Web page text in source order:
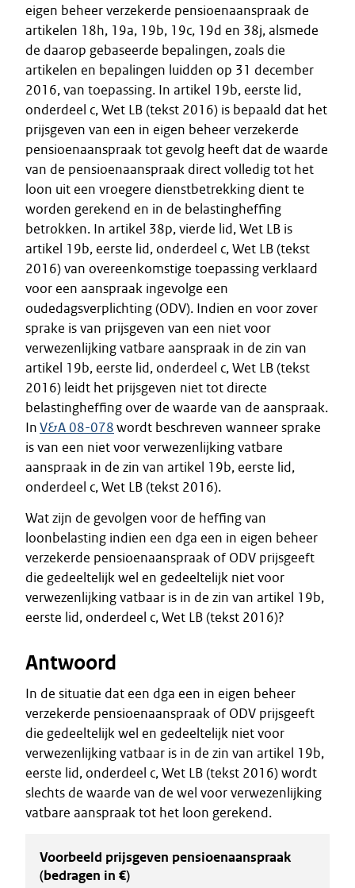
eigen beheer verzekerde pensioenaanspraak de
artikelen 18h, 19a, 19b, 19c, 19d en 38j, alsmede
de daarop gebaseerde bepalingen, zoals die
artikelen en bepalingen luidden op 31 december
2016, van toepassing. In artikel 19b, eerste lid,
onderdeel c, Wet LB (tekst 2016) is bepaald dat het
prijsgeven van een in eigen beheer verzekerde
pensioenaanspraak tot gevolg heeft dat de waarde
van de pensioenaanspraak direct volledig tot het
loon uit een vroegere dienstbetrekking dient te
worden gerekend en in de belastingheffing
betrokken. In artikel 38p, vierde lid, Wet LB is
artikel 19b, eerste lid, onderdeel c, Wet LB (tekst
2016) van overeenkomstige toepassing verklaard
voor een aanspraak ingevolge een
oudedagsverplichting (ODV). Indien en voor zover
sprake is van prijsgeven van een niet voor
verwezenlijking vatbare aanspraak in de zin van
artikel 19b, eerste lid, onderdeel c, Wet LB (tekst
2016) leidt het prijsgeven niet tot directe
belastingheffing over de waarde van de aanspraak.
InV&A 08-078wordt beschreven wanneer sprake
is van een niet voor verwezenlijking vatbare
aanspraak in de zin van artikel 19b, eerste lid,
onderdeel c, Wet LB (tekst 2016).
Wat zijn de gevolgen voor de heffing van
loonbelasting indien een dga een in eigen beheer
verzekerde pensioenaanspraak of ODV prijsgeeft
die gedeeltelijk wel en gedeeltelijk niet voor
verwezenlijking vatbaar is in de zin van artikel 19b,
eerste lid, onderdeel c, Wet LB (tekst 2016)?
Antwoord
In de situatie dat een dga een in eigen beheer
verzekerde pensioenaanspraak of ODV prijsgeeft
die gedeeltelijk wel en gedeeltelijk niet voor
verwezenlijking vatbaar is in de zin van artikel 19b,
eerste lid, onderdeel c, Wet LB (tekst 2016) wordt
slechts de waarde van de wel voor verwezenlijking
vatbare aanspraak tot het loon gerekend.
Voorbeeld prijsgeven pensioenaanspraak
(bedragen in €)